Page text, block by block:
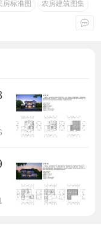
房标准图 农房建筑图集